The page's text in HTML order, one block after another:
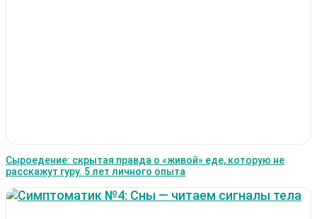
Сыроедение: скрытая правда о «живой» еде, которую не
расскажут гуру. 5 лет личного опыта